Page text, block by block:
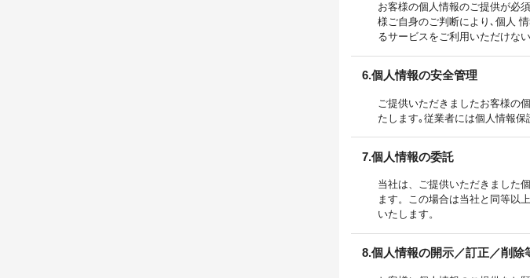
お客様の個人情報のご提供が必
様ご自身のご判断により､個人
るサービスをご利用いただけな
6.個人情報の安全管理
ご提供いただきましたお客様の
たします｡従業者には個人情報
7.個人情報の委託
当社は、ご提供いただきました
ます。この場合は当社と同等以
いたします。
8.個人情報の開示／訂正／削除